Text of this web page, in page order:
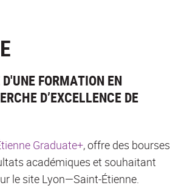
FORMATION EN
D’EXCELLENCE DE
Graduate+, offre des bourses
académiques et souhaitant
le site Lyon—Saint-Étienne.